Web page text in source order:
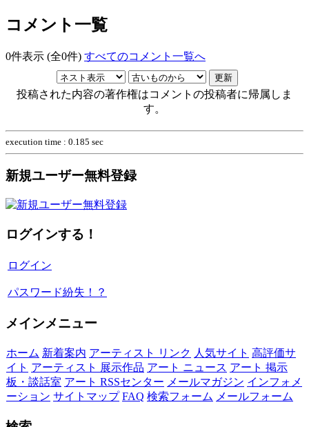
コメント一覧
0件表示 (全0件) すべてのコメント一覧へ
投稿された内容の著作権はコメントの投稿者に帰属しま
す。
execution time : 0.185 sec
新規ユーザー無料登録
ログインする！
ログイン
パスワード紛失！？
メインメニュー
ホーム 新着案内 アーティスト リンク 人気サイト 高評価サ
イト アーティスト 展示作品 アート ニュース アート 掲示
板・談話室 アート RSSセンター メールマガジン インフォメ
ーション サイトマップ FAQ 検索フォーム メールフォーム